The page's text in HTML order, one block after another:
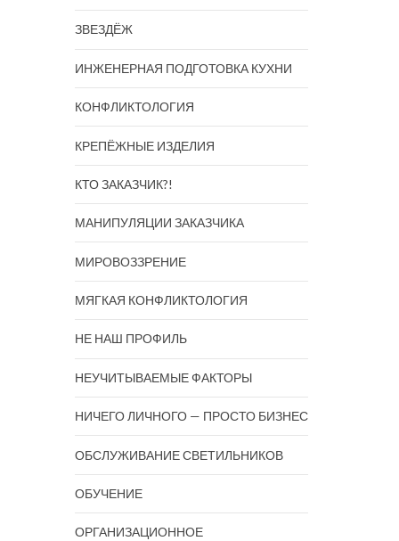
ЗВЕЗДЁЖ
ИНЖЕНЕРНАЯ ПОДГОТОВКА КУХНИ
КОНФЛИКТОЛОГИЯ
КРЕПЁЖНЫЕ ИЗДЕЛИЯ
КТО ЗАКАЗЧИК?!
МАНИПУЛЯЦИИ ЗАКАЗЧИКА
МИРОВОЗЗРЕНИЕ
МЯГКАЯ КОНФЛИКТОЛОГИЯ
НЕ НАШ ПРОФИЛЬ
НЕУЧИТЫВАЕМЫЕ ФАКТОРЫ
НИЧЕГО ЛИЧНОГО — ПРОСТО БИЗНЕС
ОБСЛУЖИВАНИЕ СВЕТИЛЬНИКОВ
ОБУЧЕНИЕ
ОРГАНИЗАЦИОННОЕ